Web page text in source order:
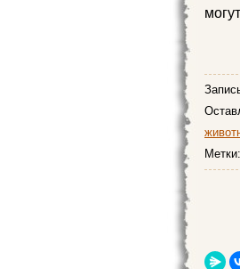
Метки: